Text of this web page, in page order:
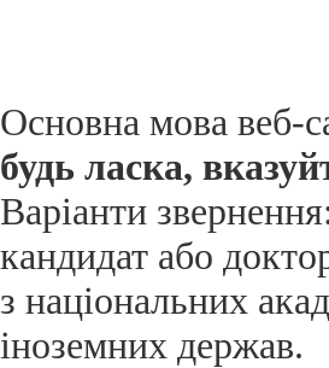
Основна мова веб-
будь ласка,
Варіанти
кандидат або
з національних
іноземних держав.